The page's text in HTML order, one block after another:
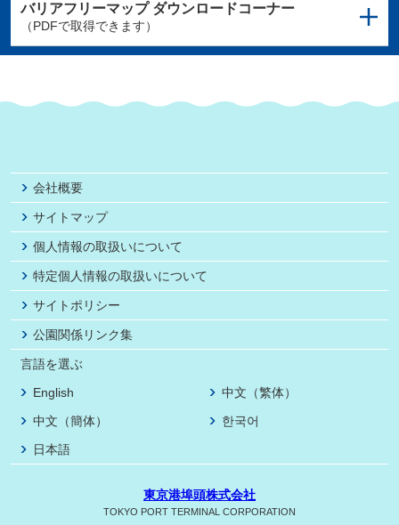
バリアフリーマップダウンロードコーナー
（PDFで取得できます）
会社概要
サイトマップ
個人情報の取扱いについて
特定個人情報の取扱いについて
サイトポリシー
公園関係リンク集
言語を選ぶ
English
中文（繁体）
中文（簡体）
한국어
日本語
東京港埠頭株式会社
TOKYO PORT TERMINAL CORPORATION